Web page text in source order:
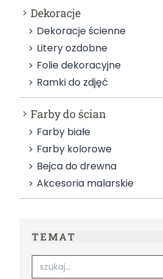
Dekoracje
Dekoracje ścienne
Litery ozdobne
Folie dekoracyjne
Ramki do zdjęć
Farby do ścian
Farby białe
Farby kolorowe
Bejca do drewna
Akcesoria malarskie
TEMAT